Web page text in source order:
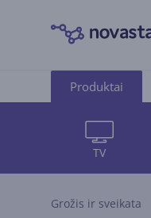
Produktai
TV
Grožis ir sveikata